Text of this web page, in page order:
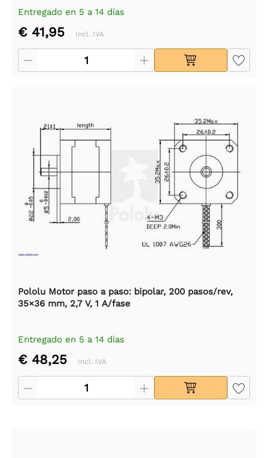
Entregado en 5 a 14 días
€ 41,95 Incl. IVA
Pololu Motor paso a paso: bipolar, 200 pasos/rev,
35×36 mm, 2,7 V, 1 A/fase
Entregado en 5 a 14 días
€ 48,25 Incl. IVA